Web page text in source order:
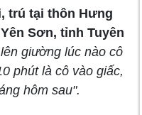
trú tại thôn Hưng
Sơn, tỉnh Tuyên
giường lúc nào cô
phút là cô vào giấc,
hôm sau".